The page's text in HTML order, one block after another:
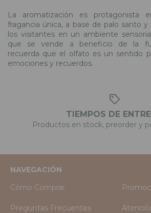
La aromatización es protagonista
fragancia única, a base de palo santo y
los visitantes en un ambiente
que se vende a beneficio de la
recuerda que el olfato es un sentido
emociones y recuerdos.
TIEMPOS DE
Productos en stock, preorder y
NAVEGACIÓN
Cómo Comprar
Preguntas Frecuentes